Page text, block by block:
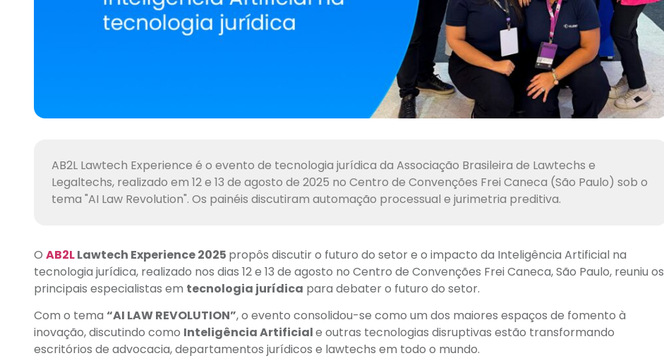
AB2L Lawtech Experience é o evento de tecnologia jurídica da Associação Brasileira de Lawtechs e
Legaltechs, realizado em 12 e 13 de agosto de 2025 no Centro de Convenções Frei Caneca (São Paulo) sob o
tema "AI Law Revolution". Os painéis discutiram automação processual e jurimetria preditiva.
O AB2LLawtech Experience 2025 propôs discutir o futuro do setor e o impacto da Inteligência Artificial na
tecnologia jurídica, realizado nos dias 12 e 13 de agosto no Centro de Convenções Frei Caneca, São Paulo, reuniu os
principais especialistas em tecnologia jurídica para debater o futuro do setor.
Com o tema “AI LAW REVOLUTION”, o evento consolidou-se como um dos maiores espaços de fomento à
inovação, discutindo como Inteligência Artificiale outras tecnologias disruptivas estão transformando
escritórios de advocacia, departamentos jurídicos e lawtechs em todo o mundo.